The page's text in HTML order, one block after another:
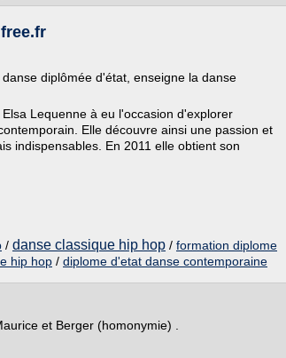
diplômée d'état, enseigne la danse
Lequenne à eu l'occasion d'explorer
Elle découvre ainsi une passion et
indispensables. En 2011 elle obtient son
/ danse classique hip hop / formation diplome
hip hop / diplome d'etat danse contemporaine
et Berger (homonymie) .